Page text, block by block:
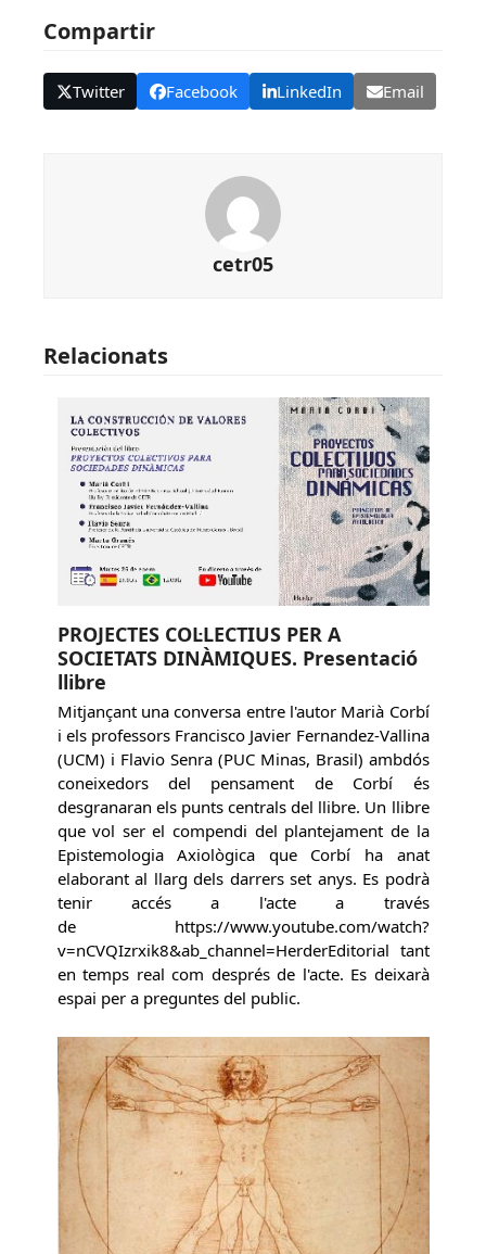
Compartir
Twitter Facebook LinkedIn Email
cetr05
Relacionats
PROJECTES COL·LECTIUS PER A
SOCIETATS DINÀMIQUES. Presentació
llibre
Mitjançant una conversa entre l'autor Marià Corbí
i els professors Francisco Javier Fernandez-Vallina
(UCM) i Flavio Senra (PUC Minas, Brasil) ambdós
coneixedors del pensament de Corbí és
desgranaran els punts centrals del llibre. Un llibre
que vol ser el compendi del plantejament de la
Epistemologia Axiològica que Corbí ha anat
elaborant al llarg dels darrers set anys. Es podrà
tenir accés a l'acte a través
de https://www.youtube.com/watch?
v=nCVQIzrxik8&ab_channel=HerderEditorial tant
en temps real com després de l'acte. Es deixarà
espai per a preguntes del public.